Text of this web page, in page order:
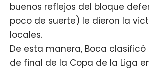
buenos reflejos del bloque
poco de suerte) le dieron la
locales.
De esta manera, Boca clasificó
de final de la Copa de la Liga